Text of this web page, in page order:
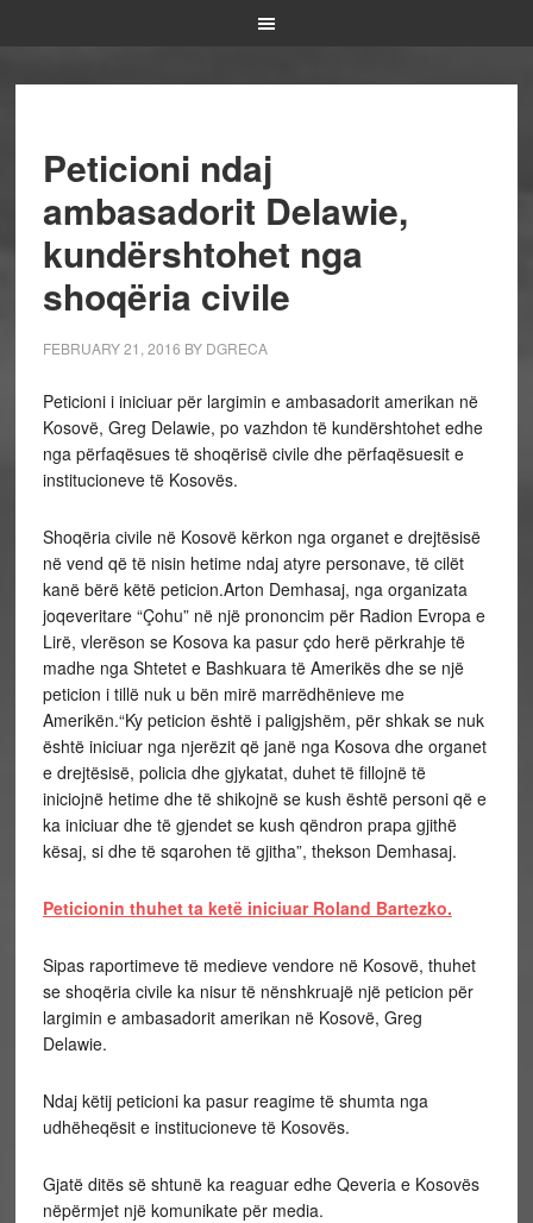
Peticioni ndaj
ambasadorit Delawie,
kundërshtohet nga
shoqëria civile
FEBRUARY 21, 2016 BY DGRECA
Peticioni i iniciuar për largimin e ambasadorit amerikan në
Kosovë, Greg Delawie, po vazhdon të kundërshtohet edhe
nga përfaqësues të shoqërisë civile dhe përfaqësuesit e
institucioneve të Kosovës.
Shoqëria civile në Kosovë kërkon nga organet e drejtësisë
në vend që të nisin hetime ndaj atyre personave, të cilët
kanë bërë këtë peticion.Arton Demhasaj, nga organizata
joqeveritare “Çohu” në një prononcim për Radion Evropa e
Lirë, vlerëson se Kosova ka pasur çdo herë përkrahje të
madhe nga Shtetet e Bashkuara të Amerikës dhe se një
peticion i tillë nuk u bën mirë marrëdhënieve me
Amerikën.“Ky peticion është i paligjshëm, për shkak se nuk
është iniciuar nga njerëzit që janë nga Kosova dhe organet
e drejtësisë, policia dhe gjykatat, duhet të fillojnë të
iniciojnë hetime dhe të shikojnë se kush është personi që e
ka iniciuar dhe të gjendet se kush qëndron prapa gjithë
kësaj, si dhe të sqarohen të gjitha”, thekson Demhasaj.
Peticionin thuhet ta ketë iniciuar Roland Bartezko.
Sipas raportimeve të medieve vendore në Kosovë, thuhet
se shoqëria civile ka nisur të nënshkruajë një peticion për
largimin e ambasadorit amerikan në Kosovë, Greg
Delawie.
Ndaj këtij peticioni ka pasur reagime të shumta nga
udhëheqësit e institucioneve të Kosovës.
Gjatë ditës së shtunë ka reaguar edhe Qeveria e Kosovës
nëpërmjet një komunikate për media.